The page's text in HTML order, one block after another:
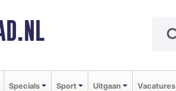
Specials Sport Uitgaan Vacatures